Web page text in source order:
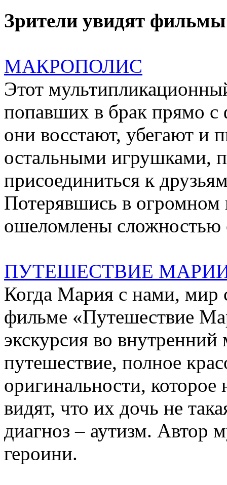
Зрители увидят
МАКРОПОЛИС
Этот
попавших в брак прямо с
они восстают, убегают и
остальными игрушками,
присоединиться к
Потерявшись в огромном
ошеломлены сложностью
ПУТЕШЕСТВИЕ
Когда Мария с нами, мир
фильме «Путешествие
экскурсия во
путешествие, полное
оригинальности, которое
видят, что их дочь не
диагноз – аутизм. Автор
героини.